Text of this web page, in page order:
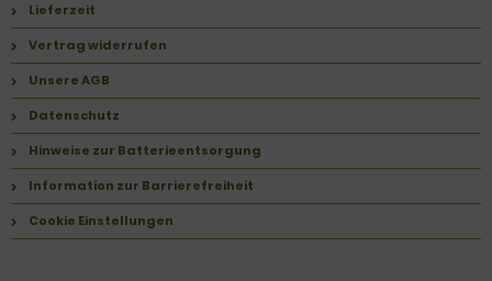
Lieferzeit
Vertrag widerrufen
Unsere AGB
Datenschutz
Hinweise zur Batterieentsorgung
Information zur Barrierefreiheit
Cookie Einstellungen